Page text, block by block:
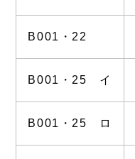
B001・22
B001・25 イ
B001・25 ロ